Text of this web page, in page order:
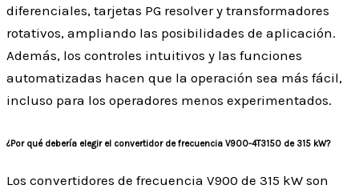
diferenciales, tarjetas PG resolver y transformadores
rotativos, ampliando las posibilidades de aplicación.
Además, los controles intuitivos y las funciones
automatizadas hacen que la operación sea más fácil,
incluso para los operadores menos experimentados.
¿Por qué debería elegir el convertidor de frecuencia V900-4T3150 de 315 kW?
Los convertidores de frecuencia V900 de 315 kW son